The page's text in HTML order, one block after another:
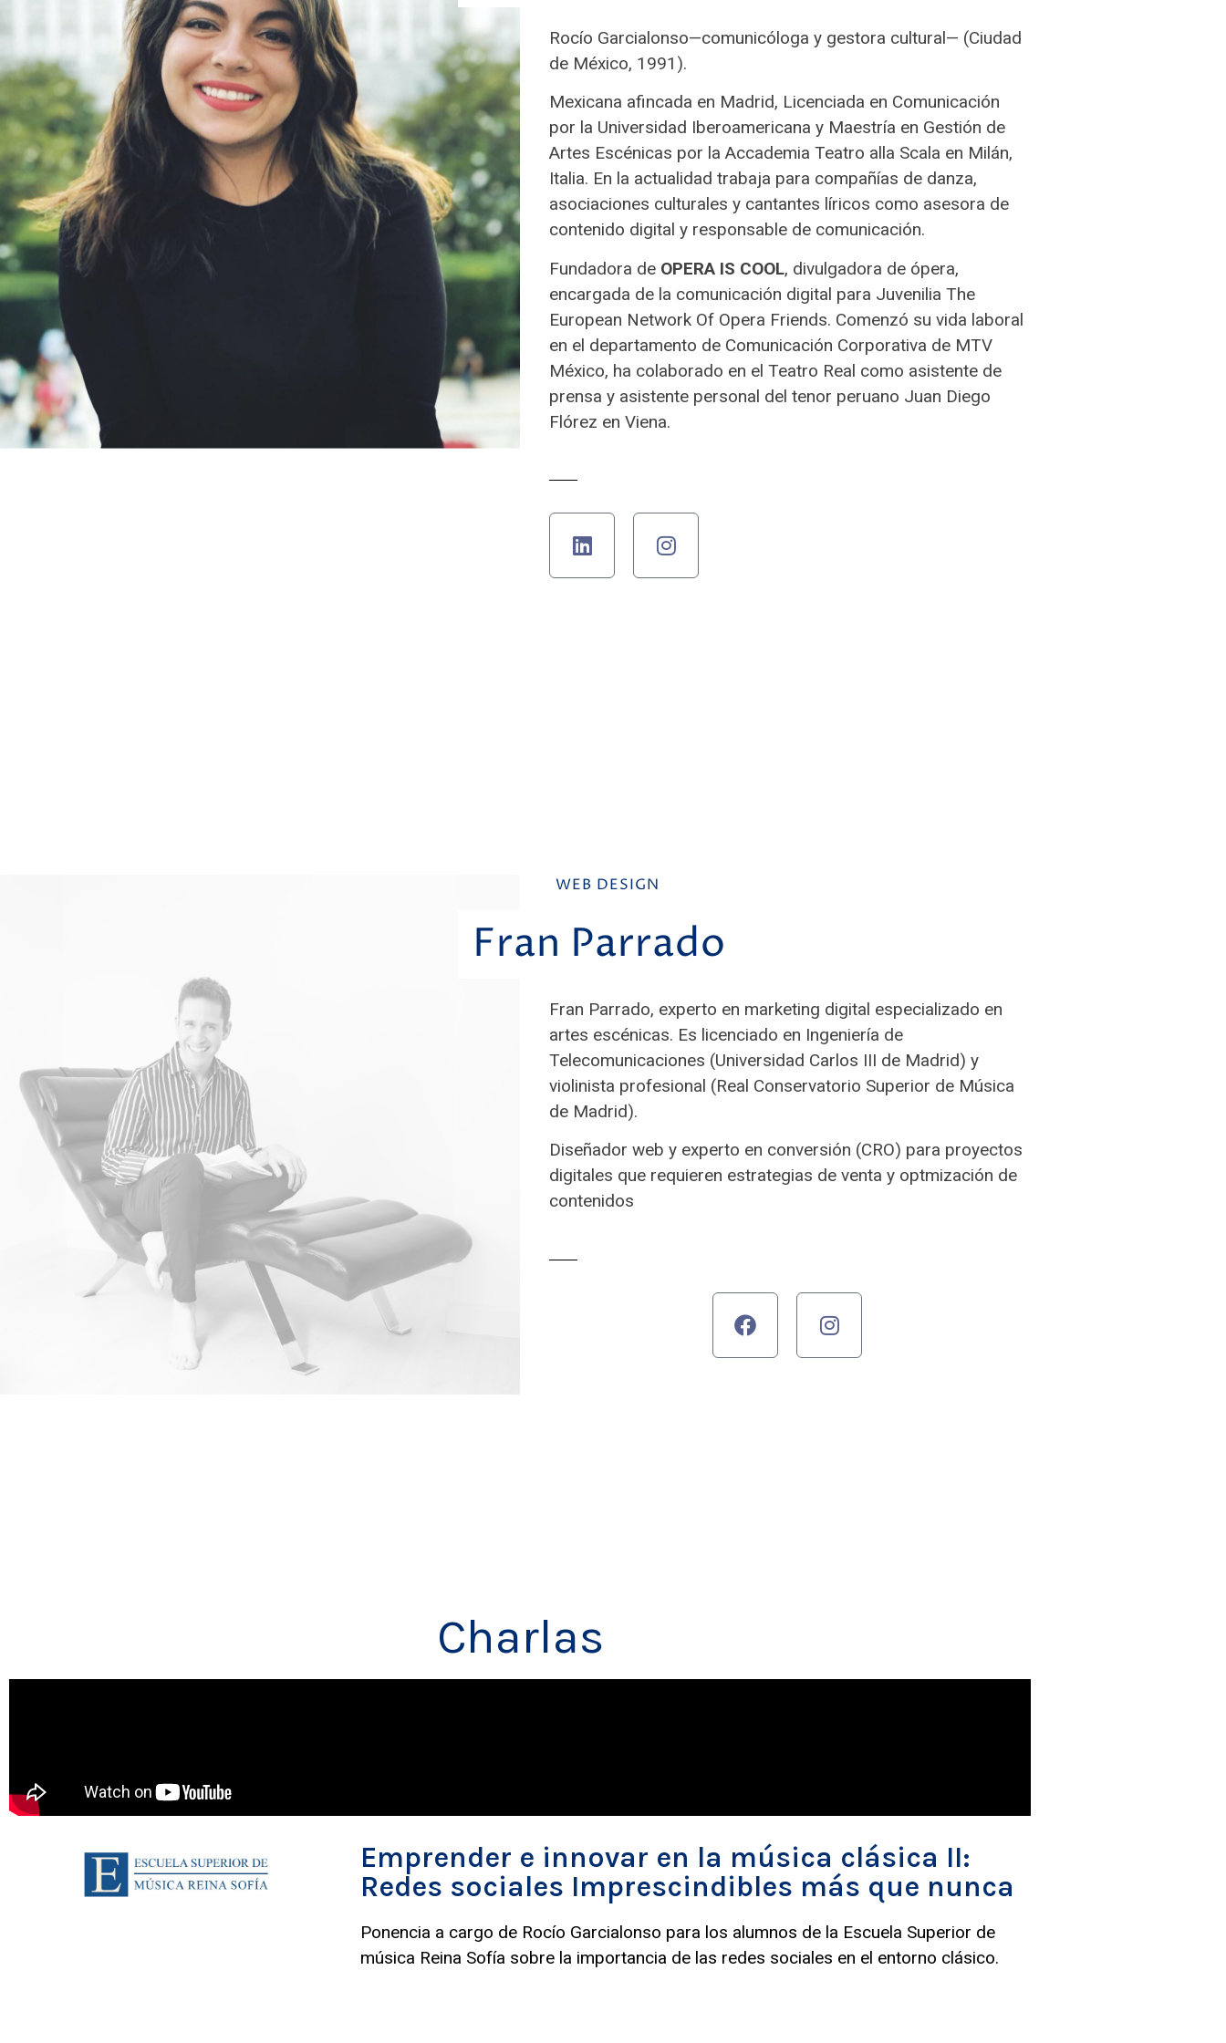
Rocío Garcialonso—comunicóloga y gestora cultural— (Ciudad
de México, 1991).
Mexicana afincada en Madrid, Licenciada en Comunicación
por la Universidad Iberoamericana y Maestría en Gestión de
Artes Escénicas por la Accademia Teatro alla Scala en Milán,
Italia. En la actualidad trabaja para compañías de danza,
asociaciones culturales y cantantes líricos como asesora de
contenido digital y responsable de comunicación.
Fundadora de OPERA IS COOL, divulgadora de ópera,
encargada de la comunicación digital para Juvenilia The
European Network Of Opera Friends. Comenzó su vida laboral
en el departamento de Comunicación Corporativa de MTV
México, ha colaborado en el Teatro Real como asistente de
prensa y asistente personal del tenor peruano Juan Diego
Flórez en Viena.
WEB DESIGN
Fran Parrado
Fran Parrado, experto en marketing digital especializado en
artes escénicas. Es licenciado en Ingeniería de
Telecomunicaciones (Universidad Carlos III de Madrid) y
violinista profesional (Real Conservatorio Superior de Música
de Madrid).
Diseñador web y experto en conversión (CRO) para proyectos
digitales que requieren estrategias de venta y optmización de
contenidos
Charlas
Emprender e innovar en la música clásica II:
Redes sociales Imprescindibles más que nunca
Ponencia a cargo de Rocío Garcialonso para los alumnos de la Escuela Superior de
música Reina Sofía sobre la importancia de las redes sociales en el entorno clásico.